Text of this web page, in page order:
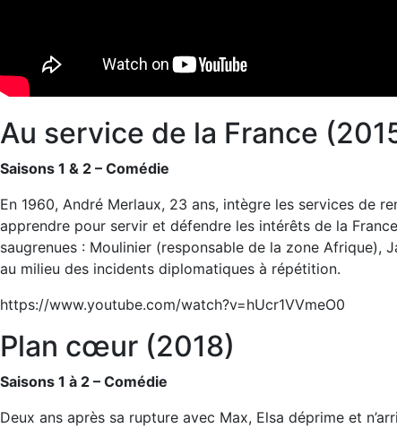
Au service de la France
Saisons 1 & 2 – Comédie
En 1960, André Merlaux, 23 ans, intègre les services de
apprendre pour servir et défendre les intérêts de la
saugrenues : Moulinier (responsable de la zone Afrique),
au milieu des incidents diplomatiques à répétition.
https://www.youtube.com/watch?v=hUcr1VVmeO0
Plan cœur (2018)
Saisons 1 à 2 – Comédie
Deux ans après sa rupture avec Max, Elsa déprime et